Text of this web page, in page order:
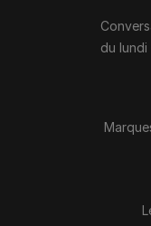
du lundi